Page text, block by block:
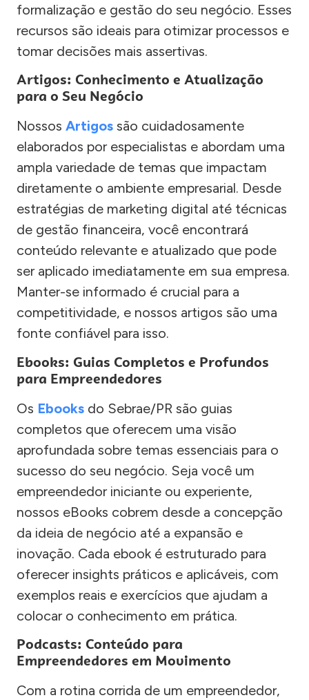
formalização e gestão do seu negócio. Esses
recursos são ideais para otimizar processos e
tomar decisões mais assertivas.
Artigos: Conhecimento e Atualização
para o Seu Negócio
Nossos Artigos são cuidadosamente
elaborados por especialistas e abordam uma
ampla variedade de temas que impactam
diretamente o ambiente empresarial. Desde
estratégias de marketing digital até técnicas
de gestão financeira, você encontrará
conteúdo relevante e atualizado que pode
ser aplicado imediatamente em sua empresa.
Manter-se informado é crucial para a
competitividade, e nossos artigos são uma
fonte confiável para isso.
Ebooks: Guias Completos e Profundos
para Empreendedores
Os Ebooks do Sebrae/PR são guias
completos que oferecem uma visão
aprofundada sobre temas essenciais para o
sucesso do seu negócio. Seja você um
empreendedor iniciante ou experiente,
nossos eBooks cobrem desde a concepção
da ideia de negócio até a expansão e
inovação. Cada ebook é estruturado para
oferecer insights práticos e aplicáveis, com
exemplos reais e exercícios que ajudam a
colocar o conhecimento em prática.
Podcasts: Conteúdo para
Empreendedores em Movimento
Com a rotina corrida de um empreendedor,